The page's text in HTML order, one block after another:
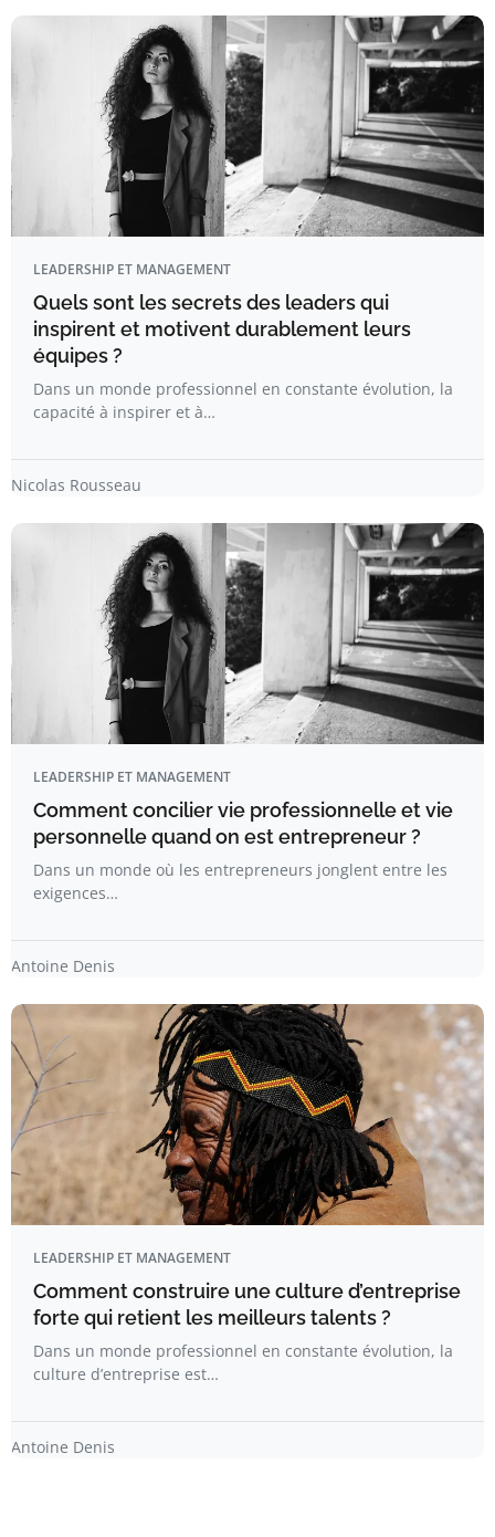
LEADERSHIP ET MANAGEMENT
Quels sont les secrets des leaders qui
inspirent et motivent durablement leurs
équipes ?
Dans un monde professionnel en constante évolution, la
capacité à inspirer et à…
Nicolas Rousseau
LEADERSHIP ET MANAGEMENT
Comment concilier vie professionnelle et vie
personnelle quand on est entrepreneur ?
Dans un monde où les entrepreneurs jonglent entre les
exigences…
Antoine Denis
LEADERSHIP ET MANAGEMENT
Comment construire une culture d’entreprise
forte qui retient les meilleurs talents ?
Dans un monde professionnel en constante évolution, la
culture d’entreprise est…
Antoine Denis